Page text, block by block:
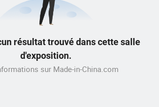
résultat trouvé dans cette salle
d'exposition.
sur Made-in-China.com